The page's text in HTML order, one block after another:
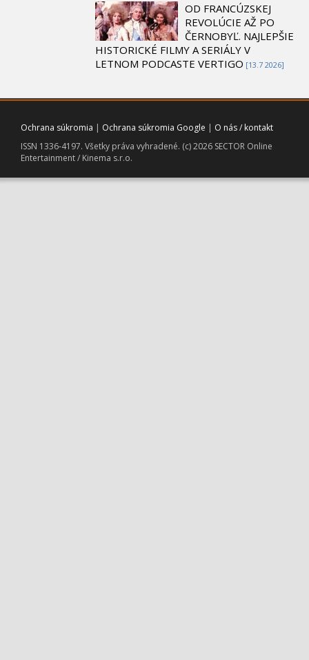
OD FRANCÚZSKEJ
REVOLÚCIE AŽ PO
ČERNOBYĽ. NAJLEPŠIE
HISTORICKÉ FILMY A SERIÁLY V
LETNOM PODCASTE VERTIGO [13.7 2026]
Ochrana súkromia | Ochrana súkromia Google | O nás / kontakt
ISSN 1336-4197. Všetky práva vyhradené. (c) 2026 SECTOR Online
Entertainment / Kinema s.r.o.